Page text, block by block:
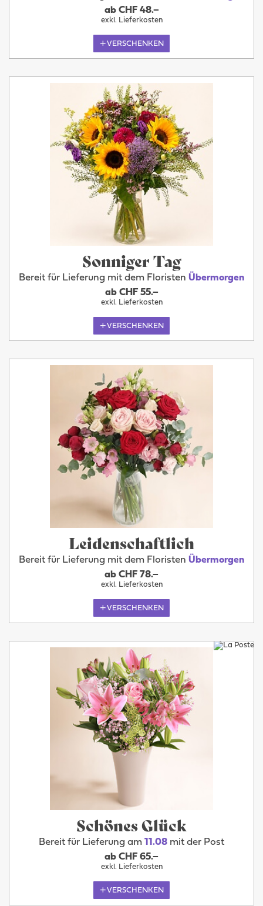
ab CHF 48.–
exkl. Lieferkosten
VERSCHENKEN
Sonniger Tag
Bereit für Lieferung mit dem Floristen Übermorgen
ab CHF 55.–
exkl. Lieferkosten
VERSCHENKEN
Leidenschaftlich
Bereit für Lieferung mit dem Floristen Übermorgen
ab CHF 78.–
exkl. Lieferkosten
VERSCHENKEN
Schönes Glück
Bereit für Lieferung am 11.08 mit der Post
ab CHF 65.–
exkl. Lieferkosten
VERSCHENKEN